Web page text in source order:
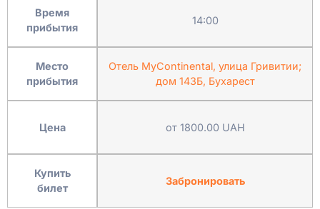
Время
прибытия
Место
прибытия
Цена
Купить
билет
14:00
Отель MyContinental, улица Гривитии;
дом 143Б, Бухарест
от 1800.00 UAH
Забронировать